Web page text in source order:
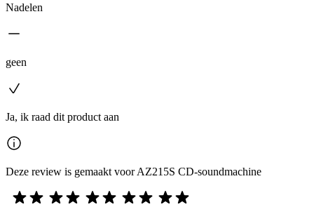
Nadelen
geen
Ja, ik raad dit product aan
Deze review is gemaakt voor AZ215S CD-soundmachine